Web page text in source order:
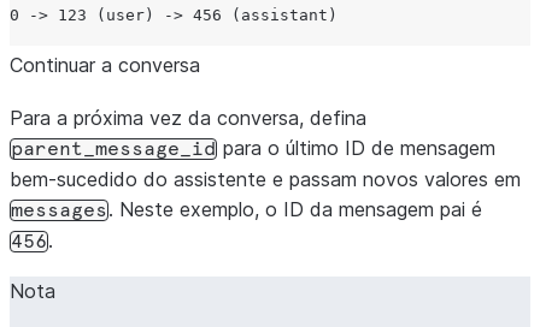
Continuar a conversa
Para a próxima vez da conversa, defina
parent_message_id para o último ID de mensagem
bem-sucedido do assistente e passam novos valores em
messages. Neste exemplo, o ID da mensagem pai é
456.
Nota